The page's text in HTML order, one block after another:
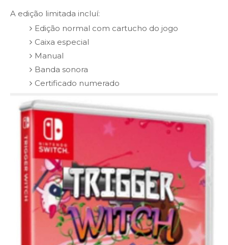
A edição limitada incluí:
Edição normal com cartucho do jogo
Caixa especial
Manual
Banda sonora
Certificado numerado